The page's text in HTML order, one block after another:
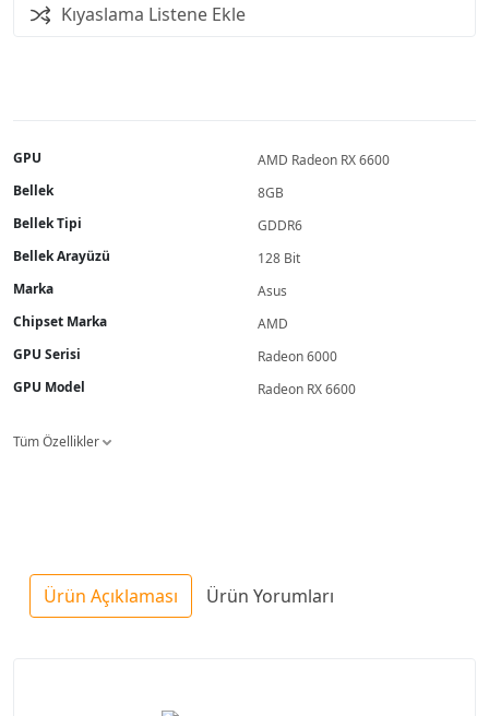
Kıyaslama Listene Ekle
GPU
AMD Radeon RX 6600
Bellek
8GB
Bellek Tipi
GDDR6
Bellek Arayüzü
128 Bit
Marka
Asus
Chipset Marka
AMD
GPU Serisi
Radeon 6000
GPU Model
Radeon RX 6600
Tüm Özellikler
Ürün Açıklaması Ürün Yorumları